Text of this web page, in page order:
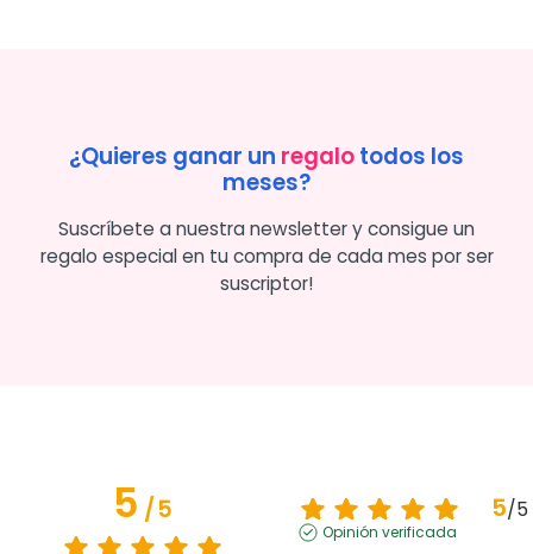
¿Quieres ganar un regalotodos los
meses?
Suscríbete a nuestra newsletter y consigue un
regalo especial en tu compra de cada mes por ser
suscriptor!
5/5 5/5
Opinión verificada